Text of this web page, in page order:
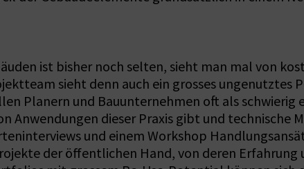
ist bisher noch selten, sieht man mal von
sieht denn auch ein grosses ungenutztes
Planern und Bauunternehmen oft als schwierig
Anwendungen dieser Praxis gibt und technische
und einem Workshop
der öffentlichen Hand, von deren